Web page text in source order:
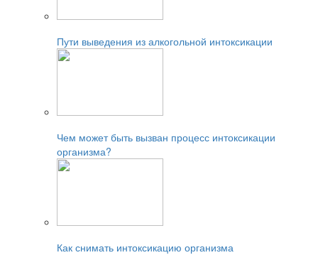
Пути выведения из алкогольной интоксикации
Чем может быть вызван процесс интоксикации
организма?
Как снимать интоксикацию организма